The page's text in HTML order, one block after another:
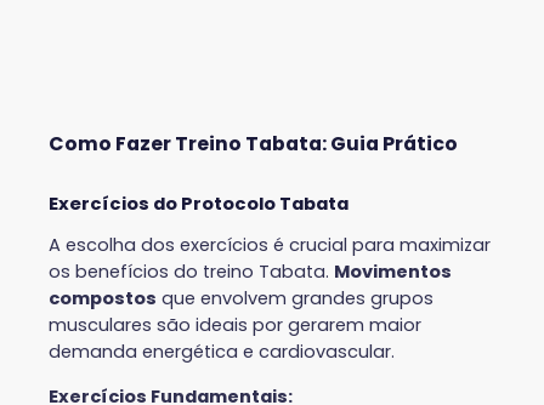
Como Fazer Treino Tabata: Guia Prático
Exercícios do Protocolo Tabata
A escolha dos exercícios é crucial para maximizar
os benefícios do treino Tabata. Movimentos
compostos que envolvem grandes grupos
musculares são ideais por gerarem maior
demanda energética e cardiovascular.
Exercícios Fundamentais: